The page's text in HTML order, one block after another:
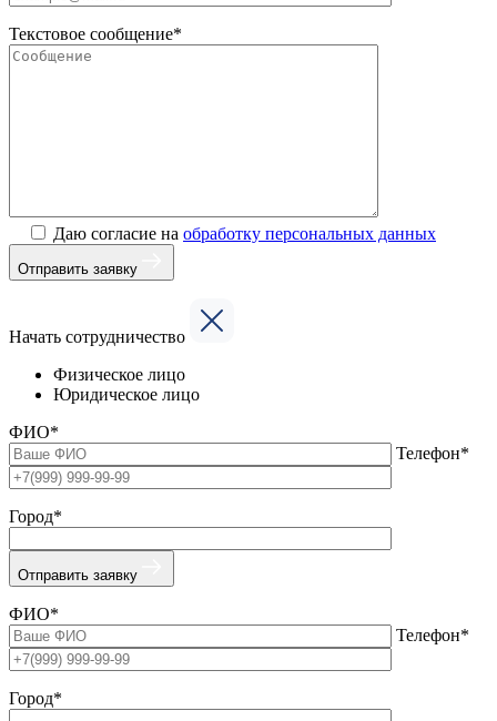
Текстовое сообщение*
Даю согласие на обработку персональных данных
Отправить заявку
Начать сотрудничество
Физическое лицо
Юридическое лицо
ФИО*
Телефон*
Город*
Отправить заявку
ФИО*
Телефон*
Город*